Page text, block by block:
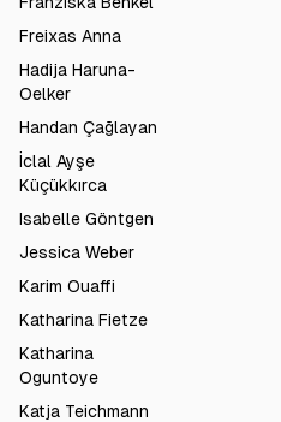
Freixas Anna
Hadija Haruna-
Oelker
Handan Çağlayan
İclal Ayşe
Küçükkırca
Isabelle Göntgen
Jessica Weber
Karim Ouaffi
Katharina Fietze
Katharina
Oguntoye
Katja Teichmann